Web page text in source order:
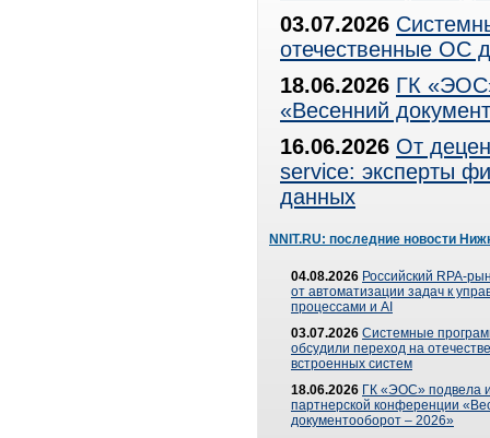
03.07.2026
отечественные ОС
18.06.2026 ГК
«Весенний
16.06.2026 От
service: эксперты
данных
NNIT.RU: последние новости
04.08.2026 Российский RPA-
от автоматизации задач к
процессами и AI
03.07.2026 Системные
обсудили переход на
встроенных систем
18.06.2026 ГК «ЭОС» подвела
партнерской конференции
документооборот – 2026»